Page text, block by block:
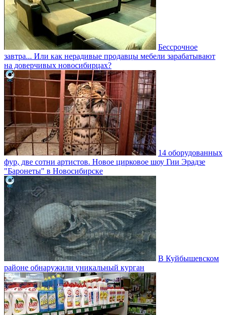
Бессрочное
завтра... Или как нерадивые продавцы мебели зарабатывают
на доверчивых новосибирцах?
14 оборудованных
фур, две сотни артистов. Новое цирковое шоу Гии Эрадзе
"Баронеты" в Новосибирске
В Куйбышевском
районе обнаружили уникальный курган